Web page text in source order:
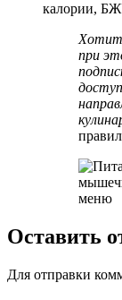
при
Оставить
Для отправки